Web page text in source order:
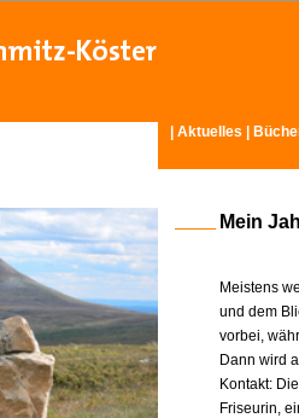
Aktuelles
Mein
Meistens
und dem
vorbei,
Dann wird
Kontakt:
Friseurin,